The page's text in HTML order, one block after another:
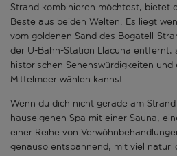
Strand kombinieren möchtest, bietet
Beste aus beiden Welten. Es liegt
vom goldenen Sand des Bogatell-
der U-Bahn-Station Llacuna entfernt,
historischen Sehenswürdigkeiten und
Mittelmeer wählen kannst.
Wenn du dich nicht gerade am
hauseigenen Spa mit einer Sauna,
einer Reihe von
genauso entspannend, mit viel